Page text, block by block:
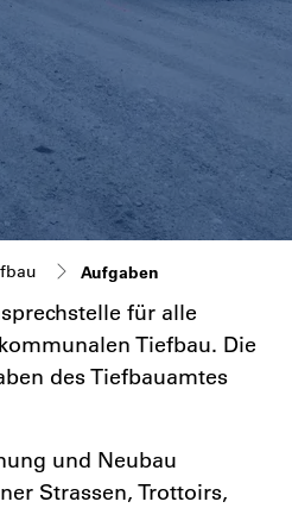
Aufgaben
für alle
Tiefbau. Die
des Tiefbauamtes
und Neubau
Strassen, Trottoirs,